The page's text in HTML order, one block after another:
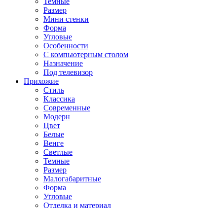
Размер
Мини стенки
Форма
Угловые
Особенности
С компьютерным столом
Назначение
Под телевизор
Прихожие
Стиль
Классика
Современные
Модерн
Цвет
Белые
Венге
Светлые
Темные
Размер
Малогабаритные
Форма
Угловые
Отделка и материал